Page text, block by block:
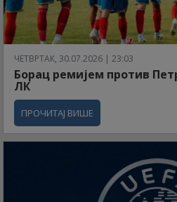
ЧЕТВРТАК, 30.07.2026 | 23:03
Борац ремијем против
ЛК
ПРОЧИТАЈ ВИШЕ